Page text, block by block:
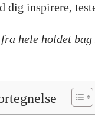
dig inspirere,
hele holdet